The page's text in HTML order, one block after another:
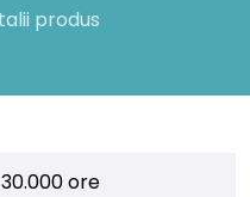
produs
30.000 ore